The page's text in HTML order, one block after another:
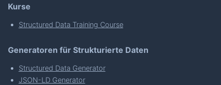
Kurse
Structured Data Training Course
Generatoren für Strukturierte Daten
Structured Data Generator
JSON-LD Generator